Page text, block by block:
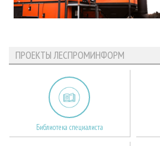
ПРОЕКТЫ ЛЕСПРОМИНФОРМ
Библиотека специалиста